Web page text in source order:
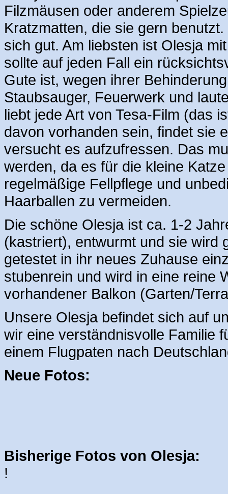
Filzmäusen oder anderem
Kratzmatten, die sie gern
sich gut. Am liebsten ist Olesja
sollte auf jeden Fall ein
Gute ist, wegen ihrer
Staubsauger, Feuerwerk und
liebt jede Art von Tesa-Film (das
davon vorhanden sein, findet sie
versucht es aufzufressen. Das
werden, da es für die kleine
regelmäßige Fellpflege und
Haarballen zu vermeiden.
Die schöne Olesja ist ca. 1-2
(kastriert), entwurmt und sie wird
getestet in ihr neues Zuhause
stubenrein und wird in eine reine
vorhandener Balkon (Garten/
Unsere Olesja befindet sich auf
wir eine verständnisvolle Familie
einem Flugpaten nach
Neue Fotos:
Bisherige Fotos von Olesja:
!